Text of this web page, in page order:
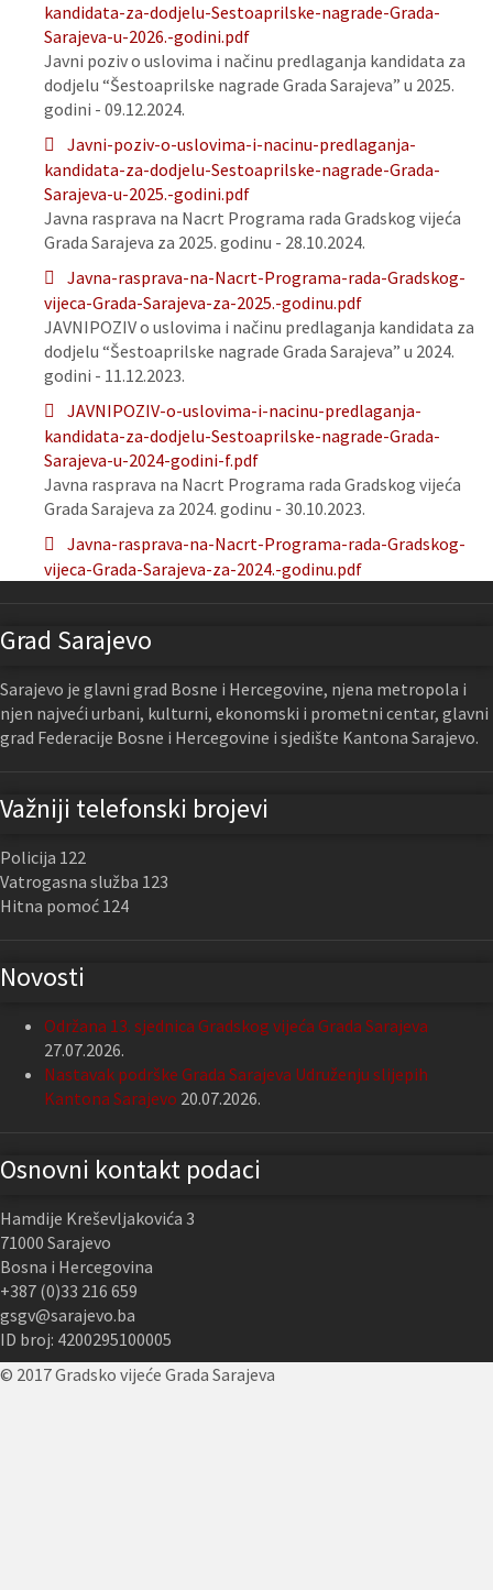
kandidata-za-dodjelu-Sestoaprilske-nagrade-Grada-
Sarajeva-u-2026.-godini.pdf
Javni poziv o uslovima i načinu predlaganja kandidata za
dodjelu “Šestoaprilske nagrade Grada Sarajeva” u 2025.
godini - 09.12.2024.
Javni-poziv-o-uslovima-i-nacinu-predlaganja-
kandidata-za-dodjelu-Sestoaprilske-nagrade-Grada-
Sarajeva-u-2025.-godini.pdf
Javna rasprava na Nacrt Programa rada Gradskog vijeća
Grada Sarajeva za 2025. godinu - 28.10.2024.
Javna-rasprava-na-Nacrt-Programa-rada-Gradskog-
vijeca-Grada-Sarajeva-za-2025.-godinu.pdf
JAVNIPOZIV o uslovima i načinu predlaganja kandidata za
dodjelu “Šestoaprilske nagrade Grada Sarajeva” u 2024.
godini - 11.12.2023.
JAVNIPOZIV-o-uslovima-i-nacinu-predlaganja-
kandidata-za-dodjelu-Sestoaprilske-nagrade-Grada-
Sarajeva-u-2024-godini-f.pdf
Javna rasprava na Nacrt Programa rada Gradskog vijeća
Grada Sarajeva za 2024. godinu - 30.10.2023.
Javna-rasprava-na-Nacrt-Programa-rada-Gradskog-
vijeca-Grada-Sarajeva-za-2024.-godinu.pdf
Grad Sarajevo
Sarajevo je glavni grad Bosne i Hercegovine, njena metropola i
njen najveći urbani, kulturni, ekonomski i prometni centar, glavni
grad Federacije Bosne i Hercegovine i sjedište Kantona Sarajevo.
Važniji telefonski brojevi
Policija 122
Vatrogasna služba 123
Hitna pomoć 124
Novosti
Održana 13. sjednica Gradskog vijeća Grada Sarajeva
27.07.2026.
Nastavak podrške Grada Sarajeva Udruženju slijepih
Kantona Sarajevo 20.07.2026.
Osnovni kontakt podaci
Hamdije Kreševljakovića 3
71000 Sarajevo
Bosna i Hercegovina
+387 (0)33 216 659
gsgv@sarajevo.ba
ID broj: 4200295100005
© 2017 Gradsko vijeće Grada Sarajeva